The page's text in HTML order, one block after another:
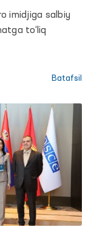
imidjiga salbiy
to‘liq
Batafsil